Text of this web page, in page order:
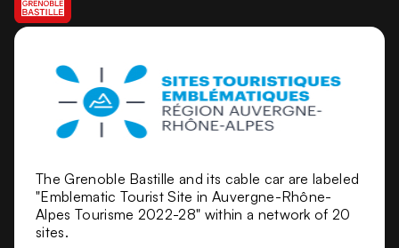
The Grenoble Bastille and its cable car are labeled
"Emblematic Tourist Site in Auvergne-Rhône-
Alpes Tourisme 2022-28" within a network of 20
sites.